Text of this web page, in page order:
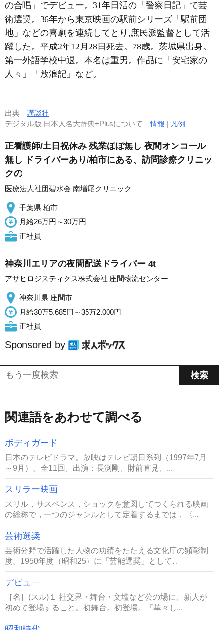
の合唱」でデビュー。31年日活の「警察日記」で芸
術選奨。36年から東京映画の駅前シリーズ「駅前団
地」などの喜劇を連続してとり,庶民派監督として活
躍した。平成2年12月28日死去。78歳。茨城県出身。
第一外語学校中退。本名は重男。作品に「安宅家の
人々」「放浪記」など。
出典 講談社
デジタル版 日本人名大辞典+Plusについて情報 | 凡例
正看護師/土日祝休み 残業ほぼ無し 夜間オンコール
無し ドライバーあり/柏市にある、訪問診療クリニッ
クの
医療法人社団碧水会 南増尾クリニック
千葉県 柏市
月給26万円～30万円
正社員
神奈川エリアの夜間配送ドライバー 4t
アサヒロジスティクス株式会社 座間物流センター
神奈川県 座間市
月給30万5,685円～35万2,000円
正社員
Sponsored by
関連語をあわせて調べる
ボディガード
日本のテレビドラマ。放映はテレビ朝日系列（1997年7月
～9月）。全11回。出演：長渕剛、財前直見、...
スリラー映画
スリル，サスペンス，ショックを意図してつくられる映画
の総称で，一つのジャンルとして定着するまでは，〈...
芸術選奨
芸術分野で活躍した人物の功績をたたえる文化庁の顕彰制
度。1950年度（昭和25）に「芸能選奨」として...
デビュー
［名］(スル)１ 社交界・舞台・文壇など公の場に、新人が
初めて登場すること。初舞台。初登場。「華々し...